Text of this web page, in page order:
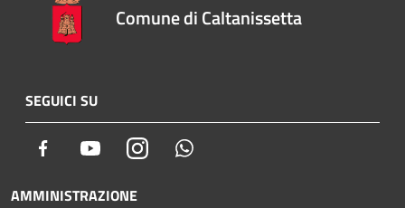
Comune di Caltanissetta
SEGUICI SU
Facebook YoutubeInstagram
AMMINISTRAZIONE